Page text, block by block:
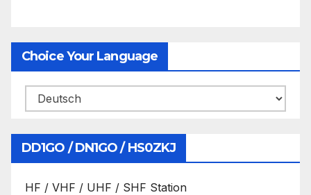
Choice Your Language
DD1GO / DN1GO / HS0ZKJ
HF / VHF / UHF / SHF Station